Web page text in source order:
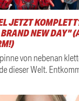
JETZT
NEW DAY"
von nebenan
dieser Welt.